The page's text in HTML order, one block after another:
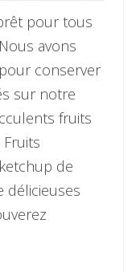
pour tous
avons
conserver
sur notre
fruits
de
délicieuses